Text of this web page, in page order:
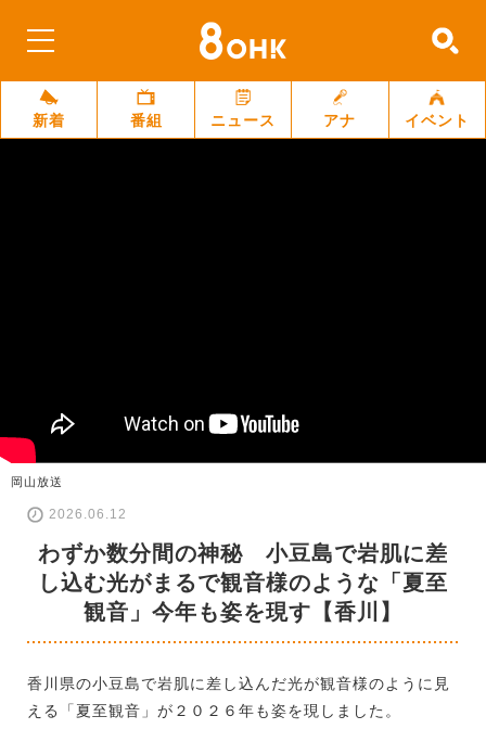
新着 番組 ニュース アナ イベント
岡山放送
2026.06.12
わずか数分間の神秘 小豆島で岩肌に差
し込む光がまるで観音様のような「夏至
観音」今年も姿を現す【香川】
香川県の小豆島で岩肌に差し込んだ光が観音様のように見
える「夏至観音」が２０２６年も姿を現しました。